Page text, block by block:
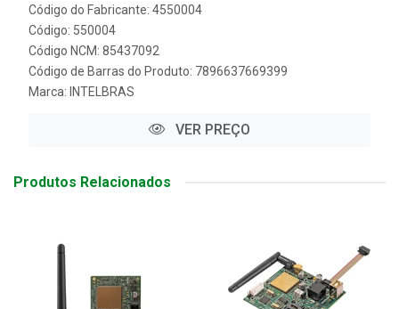
Código do Fabricante: 4550004
Código: 550004
Código NCM: 85437092
Código de Barras do Produto: 7896637669399
Marca: INTELBRAS
VER PREÇO
Produtos Relacionados